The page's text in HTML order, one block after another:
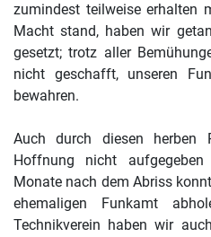
zumindest teilweise erhalten
Macht stand, haben wir
gesetzt; trotz aller
nicht geschafft, unseren
bewahren.
Auch durch diesen herben
Hoffnung nicht
Monate nach dem Abriss
ehemaligen Funkamt
Technikverein haben wir